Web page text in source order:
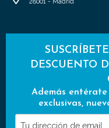
DESCUENTO
Además
exclusivas,
Tu